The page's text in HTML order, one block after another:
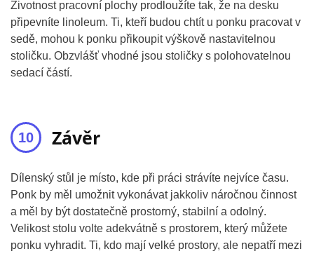
Životnost pracovní plochy prodloužíte tak, že na desku
připevníte linoleum. Ti, kteří budou chtít u ponku pracovat v
sedě, mohou k ponku přikoupit výškově nastavitelnou
stoličku. Obzvlášť vhodné jsou stoličky s polohovatelnou
sedací částí.
Závěr
Dílenský stůl je místo, kde při práci strávíte nejvíce času.
Ponk by měl umožnit vykonávat jakkoliv náročnou činnost
a měl by být dostatečně prostorný, stabilní a odolný.
Velikost stolu volte adekvátně s prostorem, který můžete
ponku vyhradit. Ti, kdo mají velké prostory, ale nepatří mezi